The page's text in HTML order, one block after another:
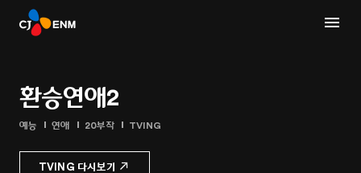
환승연애2
예능 연애 20부작 TVING
TVING 다시보기